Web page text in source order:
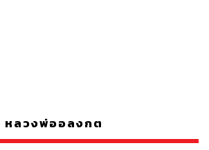
หลวงพ่ออลงกต